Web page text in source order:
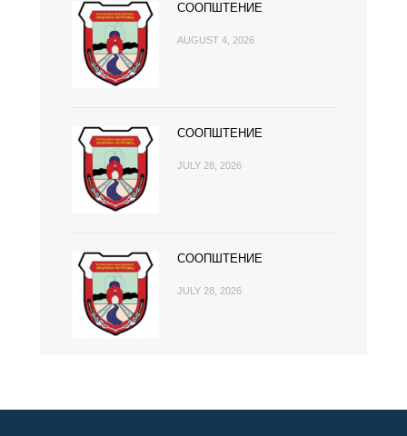
СООПШТЕНИЕ
AUGUST 4, 2026
СООПШТЕНИЕ
JULY 28, 2026
СООПШТЕНИЕ
JULY 28, 2026